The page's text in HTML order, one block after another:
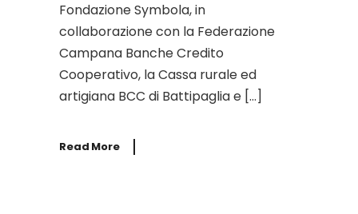
Fondazione Symbola, in
collaborazione con la Federazione
Campana Banche Credito
Cooperativo, la Cassa rurale ed
artigiana BCC di Battipaglia e […]
Read More